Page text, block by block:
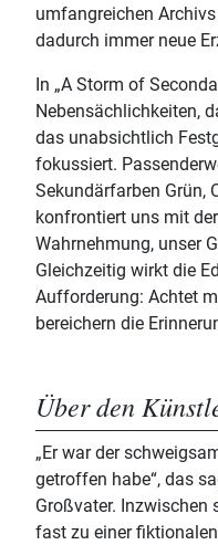
umfangreichen
dadurch immer neue
In „A Storm of
Nebensächlichkeiten,
das unabsichtlich
fokussiert.
Sekundärfarben Grün,
konfrontiert uns mit
Wahrnehmung, unser
Gleichzeitig wirkt die
Aufforderung: Achtet
bereichern die
Über den
„Er war der
getroffen habe“, das
Großvater. Inzwischen
fast zu einer